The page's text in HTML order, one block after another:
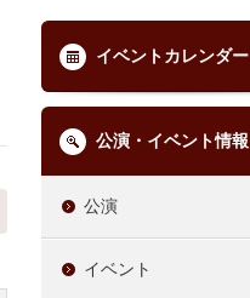
イベントカレンダー
公演・イベント情報
公演
イベント